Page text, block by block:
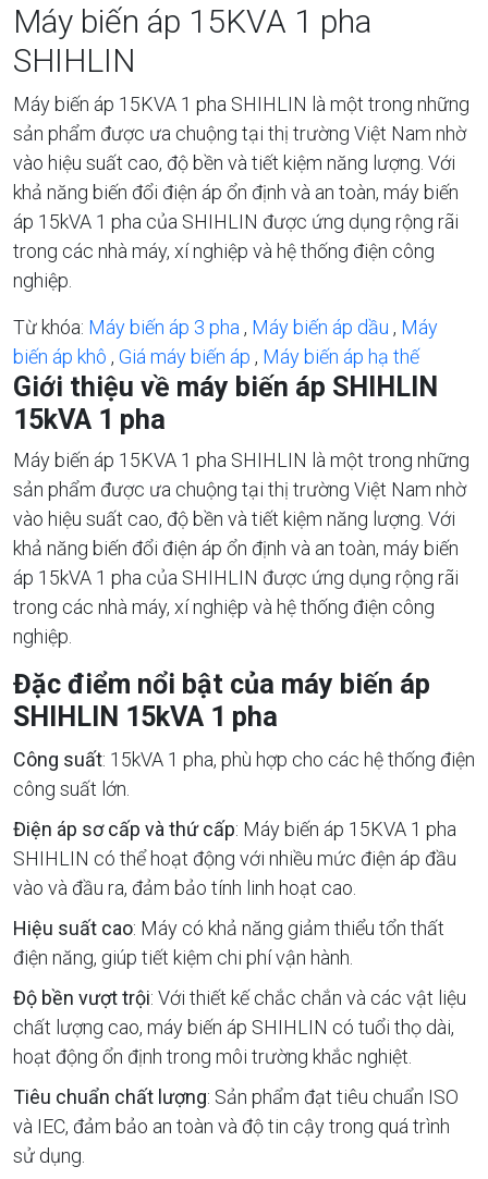
Máy biến áp 15KVA 1 pha
SHIHLIN
Máy biến áp 15KVA 1 pha SHIHLIN là một trong những
sản phẩm được ưa chuộng tại thị trường Việt Nam nhờ
vào hiệu suất cao, độ bền và tiết kiệm năng lượng. Với
khả năng biến đổi điện áp ổn định và an toàn, máy biến
áp 15kVA 1 pha của SHIHLIN được ứng dụng rộng rãi
trong các nhà máy, xí nghiệp và hệ thống điện công
nghiệp.
Từ khóa: Máy biến áp 3 pha , Máy biến áp dầu , Máy
biến áp khô , Giá máy biến áp , Máy biến áp hạ thế
Giới thiệu về máy biến áp SHIHLIN
15kVA 1 pha
Máy biến áp 15KVA 1 pha SHIHLIN là một trong những
sản phẩm được ưa chuộng tại thị trường Việt Nam nhờ
vào hiệu suất cao, độ bền và tiết kiệm năng lượng. Với
khả năng biến đổi điện áp ổn định và an toàn, máy biến
áp 15kVA 1 pha của SHIHLIN được ứng dụng rộng rãi
trong các nhà máy, xí nghiệp và hệ thống điện công
nghiệp.
Đặc điểm nổi bật của máy biến áp
SHIHLIN 15kVA 1 pha
Công suất: 15kVA 1 pha, phù hợp cho các hệ thống điện
công suất lớn.
Điện áp sơ cấp và thứ cấp: Máy biến áp 15KVA 1 pha
SHIHLIN có thể hoạt động với nhiều mức điện áp đầu
vào và đầu ra, đảm bảo tính linh hoạt cao.
Hiệu suất cao: Máy có khả năng giảm thiểu tổn thất
điện năng, giúp tiết kiệm chi phí vận hành.
Độ bền vượt trội: Với thiết kế chắc chắn và các vật liệu
chất lượng cao, máy biến áp SHIHLIN có tuổi thọ dài,
hoạt động ổn định trong môi trường khắc nghiệt.
Tiêu chuẩn chất lượng: Sản phẩm đạt tiêu chuẩn ISO
và IEC, đảm bảo an toàn và độ tin cậy trong quá trình
sử dụng.